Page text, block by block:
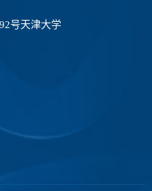
号天津大学